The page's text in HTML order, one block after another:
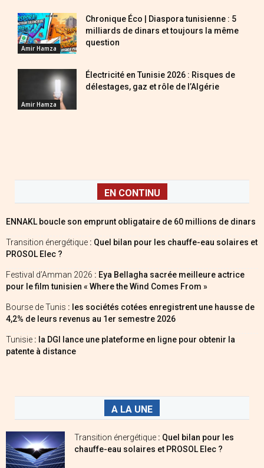
Amir Hamza
Chronique Éco | Diaspora tunisienne : 5
milliards de dinars et toujours la même
question
Amir Hamza
Électricité en Tunisie 2026 : Risques de
délestages, gaz et rôle de l’Algérie
EN CONTINU
ENNAKL boucle son emprunt obligataire de 60 millions de dinars
Transition énergétique : Quel bilan pour les chauffe-eau solaires et
PROSOL Elec ?
Festival d’Amman 2026 : Eya Bellagha sacrée meilleure actrice
pour le film tunisien « Where the Wind Comes From »
Bourse de Tunis : les sociétés cotées enregistrent une hausse de
4,2% de leurs revenus au 1er semestre 2026
Tunisie : la DGI lance une plateforme en ligne pour obtenir la
patente à distance
A LA UNE
Transition énergétique : Quel bilan pour les
chauffe-eau solaires et PROSOL Elec ?